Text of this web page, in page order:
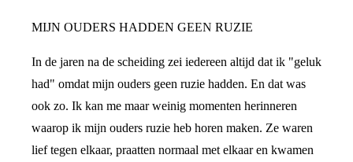
MIJN OUDERS HADDEN GEEN RUZIE
In de jaren na de scheiding zei iedereen altijd dat ik "geluk
had" omdat mijn ouders geen ruzie hadden. En dat was
ook zo. Ik kan me maar weinig momenten herinneren
waarop ik mijn ouders ruzie heb horen maken. Ze waren
lief tegen elkaar, praatten normaal met elkaar en kwamen